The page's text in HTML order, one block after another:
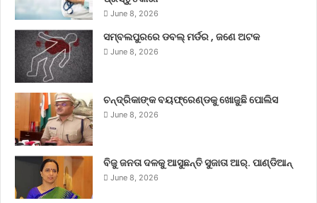
June 8, 2026
ସମ୍ବଲପୁରରେ ଡବଲ୍ ମର୍ଡର , ଜଣେ ଅଟକ
June 8, 2026
ଚନ୍ଦ୍ରିକାଙ୍କ ବୟଫ୍ରେଣ୍ଡକୁ ଖୋଜୁଛି ପୋଲିସ
June 8, 2026
ବିଜୁ ଜନତା ଦଳକୁ ଆସୁଛନ୍ତି ସୁଜାତା ଆର୍‌. ପାଣ୍ଡିଆନ୍
June 8, 2026